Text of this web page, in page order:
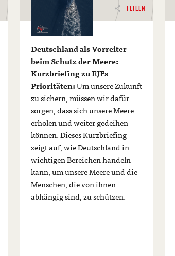
TEILEN
Deutschland als Vorreiter
beim Schutz der Meere:
Kurzbriefing zu EJFs
Prioritäten :Um unsere Zukunft
zu sichern, müssen wir dafür
sorgen, dass sich unsere Meere
erholen und weiter gedeihen
können. Dieses Kurzbriefing
zeigt auf, wie Deutschland in
wichtigen Bereichen handeln
kann, um unsere Meere und die
Menschen, die von ihnen
abhängig sind, zu schützen.